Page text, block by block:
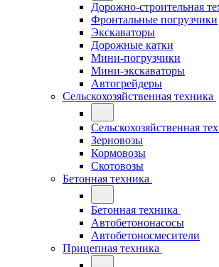
Дорожно-строительная
Фронтальные погрузчики
Экскаваторы
Дорожные катки
Мини-погрузчики
Мини-экскаваторы
Автогрейдеры
Сельскохозяйственная техника
Сельскохозяйственная
Зерновозы
Кормовозы
Скотовозы
Бетонная техника
Бетонная техника
Автобетононасосы
Автобетоносмесители
Прицепная техника